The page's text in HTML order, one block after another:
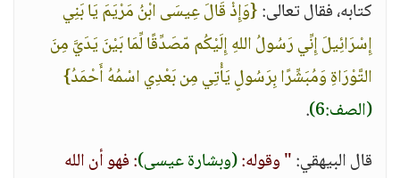
كتابه، فقال تعالى:{وَإِذْ قَالَ عِيسَى ابْنُ مَرْيَمَ يَا بَنِي
إِسْرَائِيلَ إِنِّي رَسُولُ اللهِ إِلَيْكُم مّصَدِّقًا لِّمَا بَيْنَ يَدَيَّ مِنَ
التَّوْرَاةِ وَمُبَشِّرًا بِرَسُولٍ يَأْتِي مِن بَعْدِي اسْمُهُ أَحْمَدُ}
(الصف:6) .
قال البيهقي:" وقوله:(وبشارة عيسى): فهو أن الله